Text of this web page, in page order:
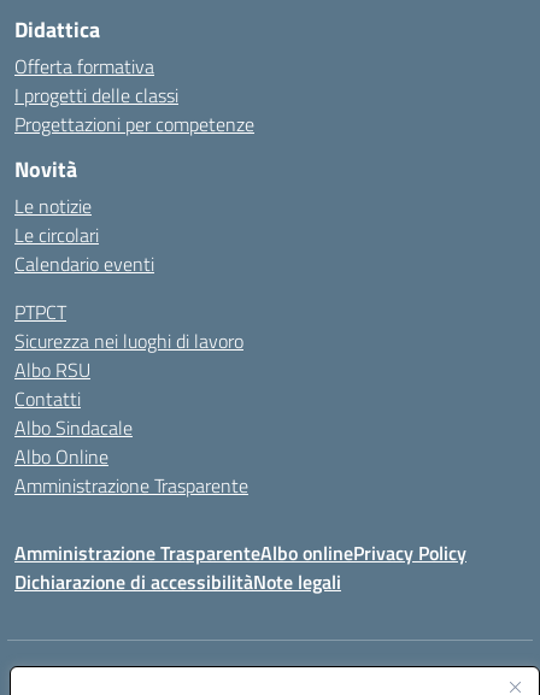
Didattica
Offerta formativa
I progetti delle classi
Progettazioni per competenze
Novità
Le notizie
Le circolari
Calendario eventi
PTPCT
Sicurezza nei luoghi di lavoro
Albo RSU
Contatti
Albo Sindacale
Albo Online
Amministrazione Trasparente
Amministrazione TrasparenteAlbo onlinePrivacy Policy
Dichiarazione di accessibilitàNote legali
Centralino: